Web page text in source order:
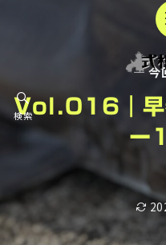
検索
— 今
Vol.016｜早
ー